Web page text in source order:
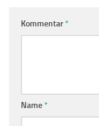
Kommentar*
Name*